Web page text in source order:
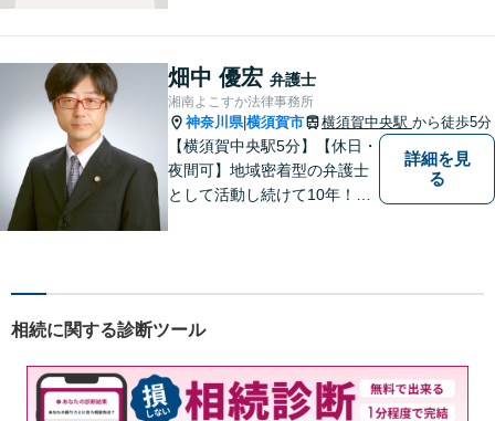
畑中 優宏 弁護士
湘南よこすか法律事務所
神奈川県|横須賀市 横須賀中央駅 から徒歩5分
【横須賀中央駅5分】【休日・
夜間可】地域密着型の弁護士
として活動し続けて10年！豊
可】【女性弁護士在籍】
詳細を見
る
相続に関する診断ツール